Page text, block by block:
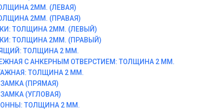
2ММ. (ЛЕВАЯ)
2ММ. (ПРАВАЯ)
ТОЛЩИНА 2ММ. (ЛЕВЫЙ)
ТОЛЩИНА 2ММ. (ПРАВЫЙ)
ТОЛЩИНА 2 ММ.
С АНКЕРНЫМ ОТВЕРСТИЕМ: ТОЛЩИНА 2 ММ.
ТОЛЩИНА 2 ММ.
(ПРЯМАЯ)
(УГЛОВАЯ)
ТОЛЩИНА 2 ММ.